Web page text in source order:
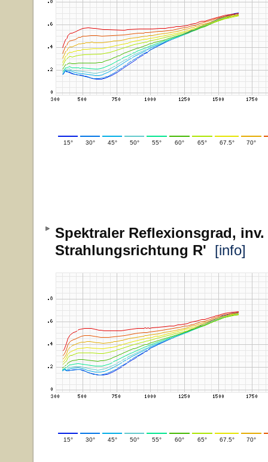
15° 30° 45° 50° 55° 60° 65° 67.5° 70°
Spektraler Reflexionsgrad, inv.
Strahlungsrichtung R' [info]
15° 30° 45° 50° 55° 60° 65° 67.5° 70°